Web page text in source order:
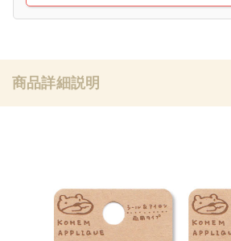
商品詳細説明